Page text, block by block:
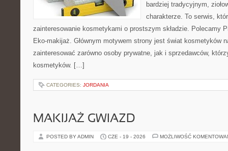
bardziej tradycyjnym,
charakterze. To serwis,
zainteresowanie kosmetykami o prostszym składzie. Polecamy
Eko-makijaż. Głównym motywem strony jest świat kosmetyków
zainteresować zarówno osoby prywatne, jak i sprzedawców,
kosmetyków. […]
CATEGORIES: JORDANIA
MAKIJAŻ GWIAZD
POSTED BY ADMIN CZE - 19 - 2026 MOŻLIWOŚĆ